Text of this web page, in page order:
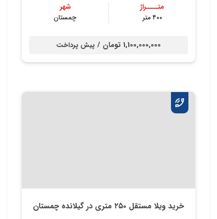
متــــراژ
۴۰۰ متر
شهر
چمستان
1,100,000,000 تومان / پیش پرداخت
خرید ویلا مستقل ۲۵۰ متری در گیلانده چمستان